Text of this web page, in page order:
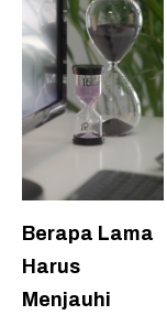
Berapa Lama
Harus
Menjauhi